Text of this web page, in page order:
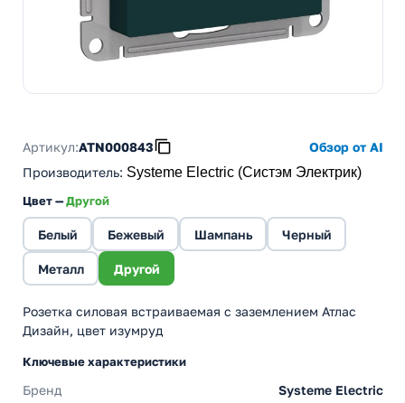
Артикул:ATN000843
Обзор от AI
Производитель: Systeme Electric (Систэм Электрик)
Цвет —Другой
Белый Бежевый Шампань Черный
Металл Другой
Розетка силовая встраиваемая с заземлением Атлас
Дизайн, цвет изумруд
Ключевые характеристики
Бренд Systeme Electric